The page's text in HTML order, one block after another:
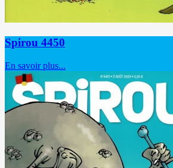
Spirou 4450
En savoir plus...